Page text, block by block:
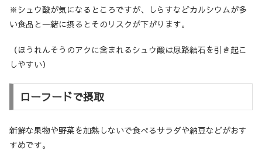
※シュウ酸が気になるところですが、しらすなどカルシウムが多
い食品と一緒に摂るとそのリスクが下がります。
（ほうれんそうのアクに含まれるシュウ酸は尿路結石を引き起こ
しやすい）
ローフードで摂取
新鮮な果物や野菜を加熱しないで食べるサラダや納豆などがおす
すめです。